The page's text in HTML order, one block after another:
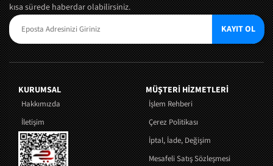
kısa sürede haberdar olabilirsiniz.
KAYIT OL
KURUMSAL
Hakkımızda
İletişim
MÜŞTERI HIZMETLERI
İşlem Rehberi
Çerez Politikası
İptal, İade, Değişim
Mesafeli Satış Sözleşmesi